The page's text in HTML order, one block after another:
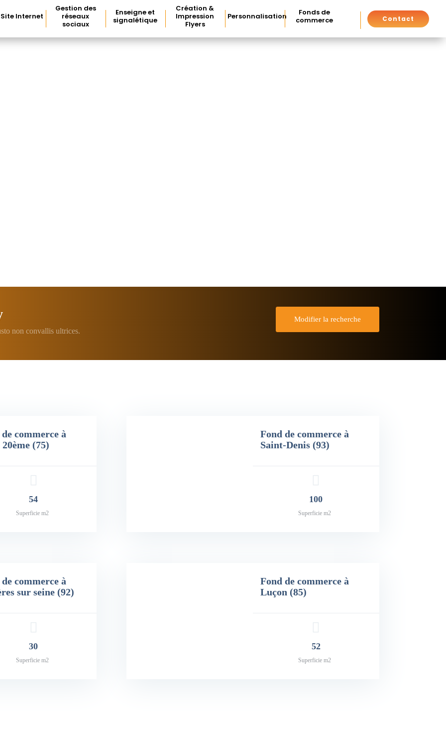
Site Internet
Gestion des
réseaux
sociaux
Enseigne et
signalétique
Création &
Impression
Flyers
Personnalisation
Fonds de
commerce
Contact
Modifier la recherche
non convallis ultrices.
commerce à
(75)
54
Superficie m2
Fond de commerce à
Saint-Denis (93)
100
Superficie m2
commerce à
sur seine (92)
30
Superficie m2
Fond de commerce à
Luçon (85)
52
Superficie m2